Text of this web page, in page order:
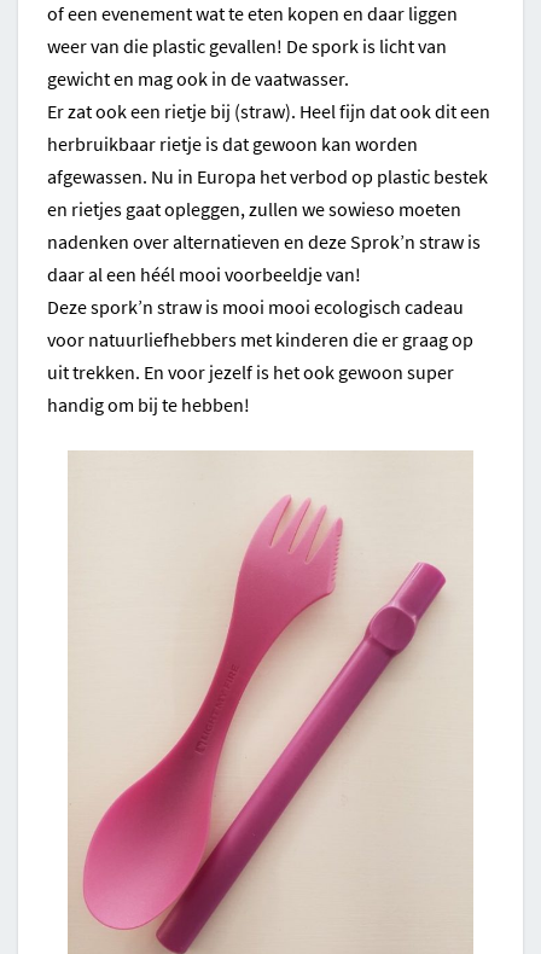
of een evenement wat te eten kopen en daar liggen
weer van die plastic gevallen! De spork is licht van
gewicht en mag ook in de vaatwasser.
Er zat ook een rietje bij (straw). Heel fijn dat ook dit een
herbruikbaar rietje is dat gewoon kan worden
afgewassen. Nu in Europa het verbod op plastic bestek
en rietjes gaat opleggen, zullen we sowieso moeten
nadenken over alternatieven en deze Sprok’n straw is
daar al een héél mooi voorbeeldje van!
Deze spork’n straw is mooi mooi ecologisch cadeau
voor natuurliefhebbers met kinderen die er graag op
uit trekken. En voor jezelf is het ook gewoon super
handig om bij te hebben!